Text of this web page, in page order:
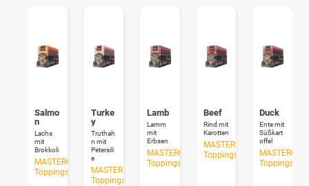
Salmo
n
Lachs
mit
Brokkoli
MASTERCRAFT
Toppings
Turke
y
Truthah
n mit
Petersili
e
MASTERCRAFT
Toppings
Lamb
Lamm
mit
Erbsen
MASTERCRAFT
Toppings
Beef
Rind mit
Karotten
MASTERCRAFT
Toppings
Duck
Ente mit
Süßkart
offel
Toppings